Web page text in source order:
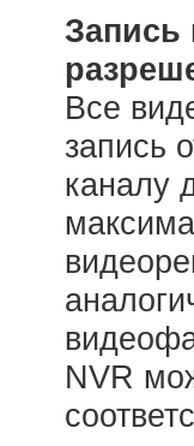
Запись
Все
запись
каналу
NVR